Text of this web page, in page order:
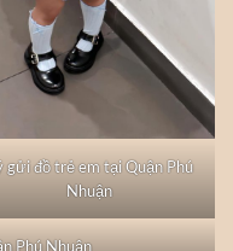
gửi đồ trẻ em tại Quận Phú
Nhuận
Phú Nhuận